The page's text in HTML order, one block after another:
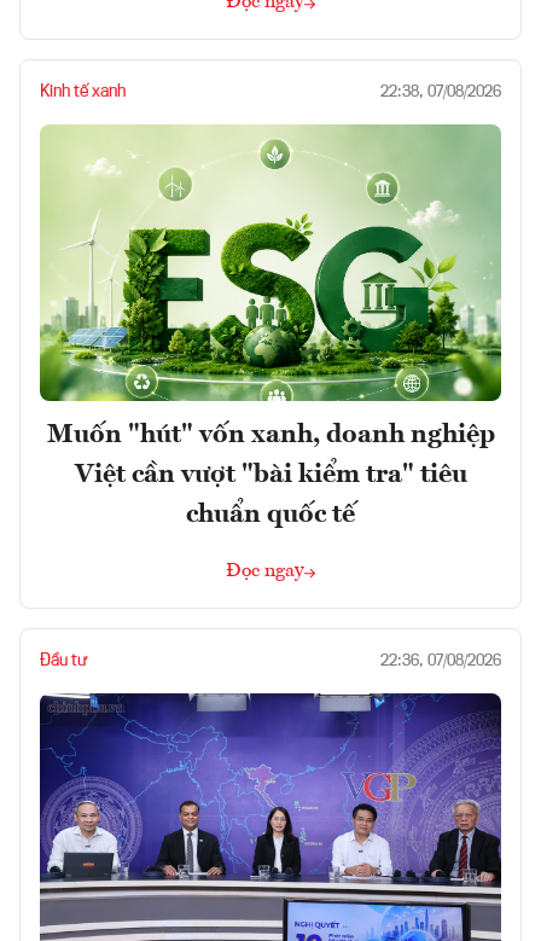
Kinh tế xanh 22:38, 07/08/2026
Muốn "hút" vốn xanh, doanh nghiệp
Việt cần vượt "bài kiểm tra" tiêu
chuẩn quốc tế
Đọc ngay
Đầu tư 22:36, 07/08/2026